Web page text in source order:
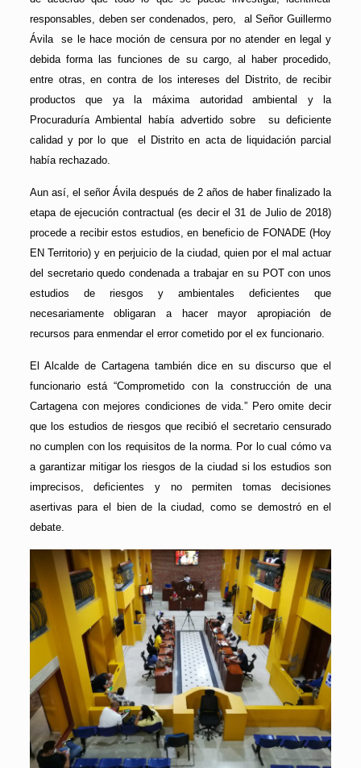
responsables, deben ser condenados, pero, al Señor Guillermo
Ávila se le hace moción de censura por no atender en legal y
debida forma las funciones de su cargo, al haber procedido,
entre otras, en contra de los intereses del Distrito, de recibir
productos que ya la máxima autoridad ambiental y la
Procuraduría Ambiental había advertido sobre su deficiente
calidad y por lo que el Distrito en acta de liquidación parcial
había rechazado.
Aun así, el señor Ávila después de 2 años de haber finalizado la
etapa de ejecución contractual (es decir el 31 de Julio de 2018)
procede a recibir estos estudios, en beneficio de FONADE (Hoy
EN Territorio) y en perjuicio de la ciudad, quien por el mal actuar
del secretario quedo condenada a trabajar en su POT con unos
estudios de riesgos y ambientales deficientes que
necesariamente obligaran a hacer mayor apropiación de
recursos para enmendar el error cometido por el ex funcionario.
El Alcalde de Cartagena también dice en su discurso que el
funcionario está “Comprometido con la construcción de una
Cartagena con mejores condiciones de vida.” Pero omite decir
que los estudios de riesgos que recibió el secretario censurado
no cumplen con los requisitos de la norma. Por lo cual cómo va
a garantizar mitigar los riesgos de la ciudad si los estudios son
imprecisos, deficientes y no permiten tomas decisiones
asertivas para el bien de la ciudad, como se demostró en el
debate.